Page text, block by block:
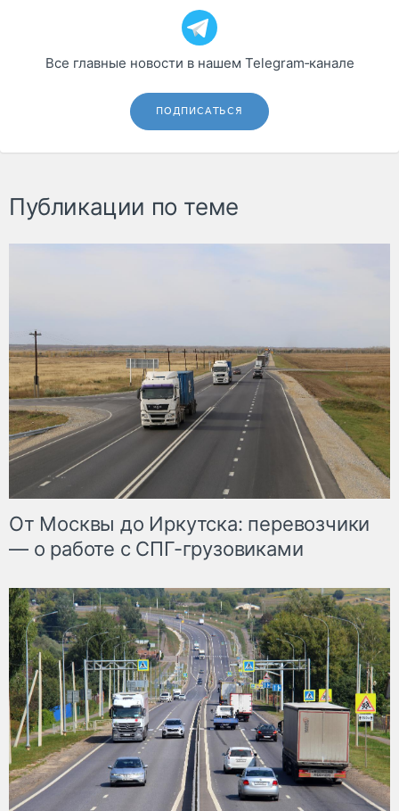
Все главные новости в нашем Telegram‑канале
ПОДПИСАТЬСЯ
Публикации по теме
От Москвы до Иркутска: перевозчики
— о работе с СПГ-грузовиками